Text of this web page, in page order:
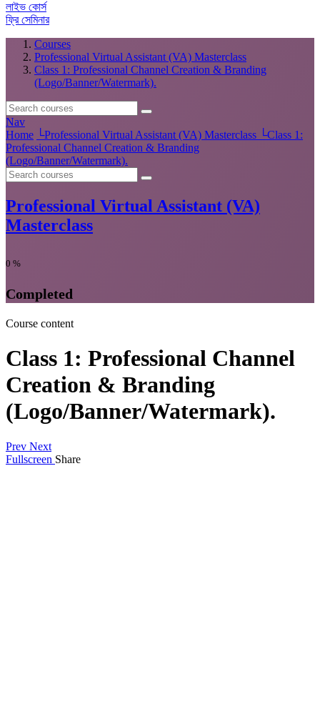
লাইভ কোর্স
ফ্রি সেমিনার
Courses
Professional Virtual Assistant (VA) Masterclass
Class 1: Professional Channel Creation & Branding
(Logo/Banner/Watermark).
Nav
Home └Professional Virtual Assistant (VA) Masterclass └Class 1:
Professional Channel Creation & Branding
(Logo/Banner/Watermark).
Professional Virtual Assistant (VA)
Masterclass
0 %
Completed
Course content
Class 1: Professional Channel
Creation & Branding
(Logo/Banner/Watermark).
Prev Next
Fullscreen Share